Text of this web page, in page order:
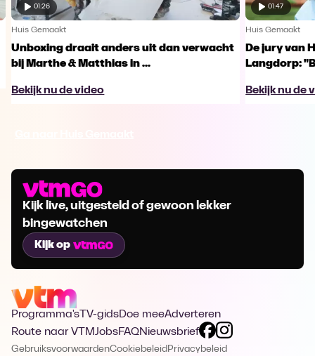
01:26
Huis Gemaakt
Unboxing draait anders uit dan verwacht
bij Marthe & Matthias in ...
Bekijk nu de video
01:47
Huis Gemaakt
De jury van
Langdorp:
Bekijk nu de
Kijk live, uitgesteld of gewoon lekker
bingewatchen
Kijk op
Programma's TV-gidsDoe meeAdverteren
Route naar VTMJobsFAQNieuwsbrief
GebruiksvoorwaardenCookiebeleid Privacybeleid